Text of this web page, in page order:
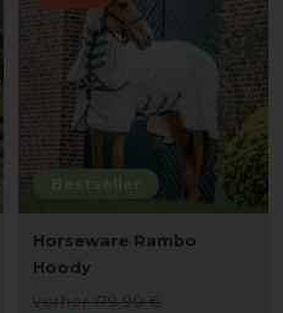
Bestseller
Horseware Rambo
Hoody
vorher 179,90 €